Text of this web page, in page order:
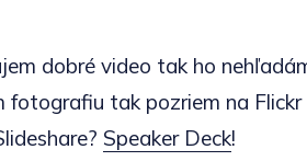
dobré video tak ho
fotografiu tak pozriem na Flickr
Speaker Deck!